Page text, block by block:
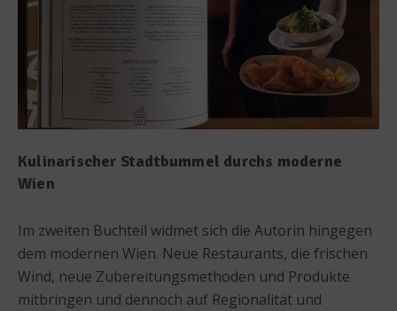
Kulinarischer Stadtbummel durchs moderne
Wien
Im zweiten Buchteil widmet sich die Autorin hingegen
dem modernen Wien. Neue Restaurants, die frischen
Wind, neue Zubereitungsmethoden und Produkte
mitbringen und dennoch auf Regionalität und